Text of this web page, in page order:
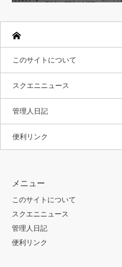
このサイトについて
スクエニニュース
管理人日記
便利リンク
メニュー
このサイトについて
スクエニニュース
管理人日記
便利リンク